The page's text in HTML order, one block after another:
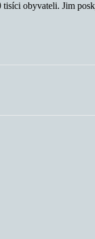
obyvateli. Jim